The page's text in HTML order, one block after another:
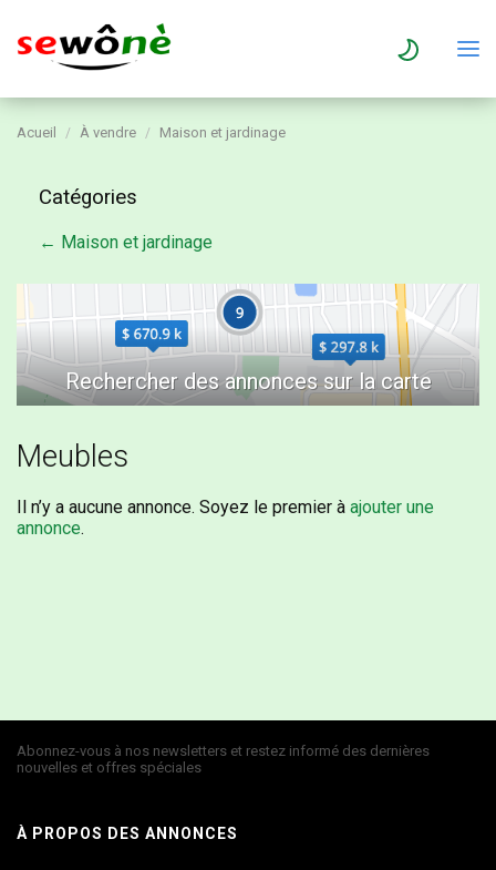
Acueil À vendre Maison et jardinage
Catégories
← Maison et jardinage
Meubles
Il n’y a aucune annonce. Soyez le premier à ajouter une
annonce.
Abonnez-vous à nos newsletters et restez informé des dernières
nouvelles et offres spéciales
À PROPOS DES ANNONCES